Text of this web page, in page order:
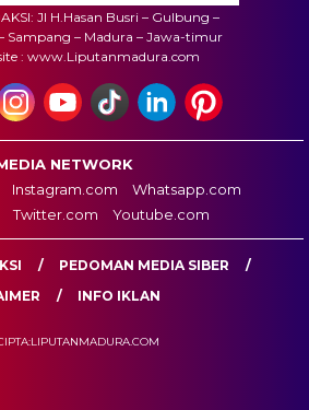
Jl H.Hasan Busri – Gulbung –
Sampang – Madura – Jawa-timur
: www.Liputanmadura.com
NETWORK
Instagram.com
Whatsapp.com
Twitter.com Youtube.com
PEDOMAN MEDIA SIBER
INFO IKLAN